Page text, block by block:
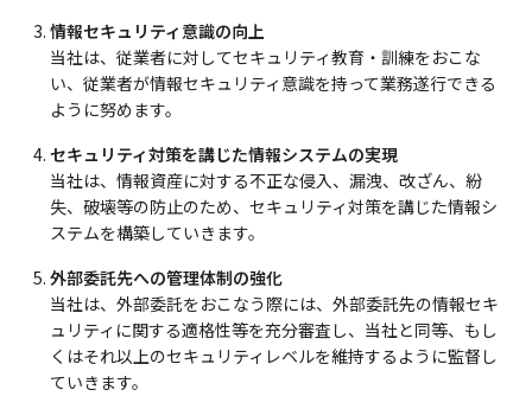
情報セキュリティ意識の向上
当社は、従業者に対してセキュリティ教育・訓練をおこな
い、従業者が情報セキュリティ意識を持って業務遂行できる
ように努めます。
セキュリティ対策を講じた情報システムの実現
当社は、情報資産に対する不正な侵入、漏洩、改ざん、紛
失、破壊等の防止のため、セキュリティ対策を講じた情報シ
ステムを構築していきます。
外部委託先への管理体制の強化
当社は、外部委託をおこなう際には、外部委託先の情報セキ
ュリティに関する適格性等を充分審査し、当社と同等、もし
くはそれ以上のセキュリティレベルを維持するように監督し
ていきます。